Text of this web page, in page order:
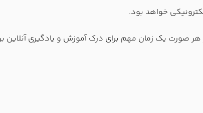
خواهد بود.
هر صورت یک زمان مهم برای درک آموزش و یادگیری